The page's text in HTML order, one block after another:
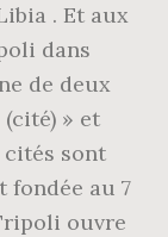
. Et aux
dans
de deux
» et
cités sont
fondée au 7
ouvre